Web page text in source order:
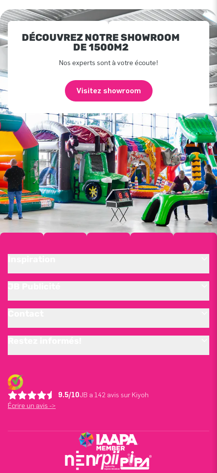
DÉCOUVREZ NOTRE SHOWROOM
DE 1500M2
Nos experts sont à votre écoute!
Visitez showroom
9.5/10JB a 142 avis sur Kiyoh
Écrire un avis ->